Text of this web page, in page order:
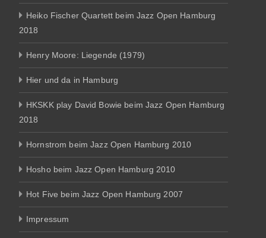
Heiko Fischer Quartett beim Jazz Open Hamburg
2018
Henry Moore: Liegende (1979)
Hier und da in Hamburg
HKSKK play David Bowie beim Jazz Open Hamburg
2018
Hornstrom beim Jazz Open Hamburg 2010
Hosho beim Jazz Open Hamburg 2010
Hot Five beim Jazz Open Hamburg 2007
Impressum